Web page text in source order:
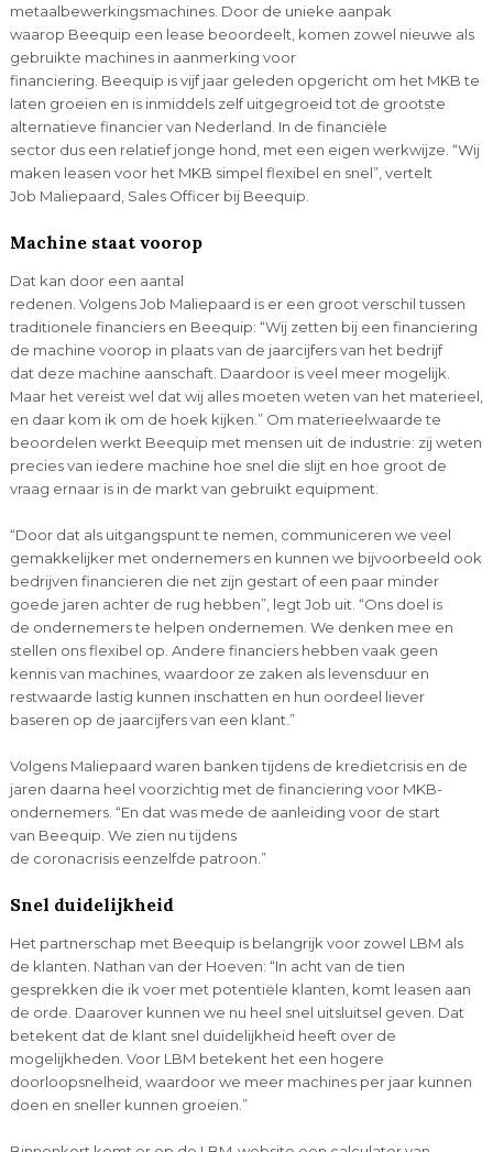
metaalbewerkingsmachines. Door de unieke aanpak
waarop Beequip een lease beoordeelt, komen zowel nieuwe als
gebruikte machines in aanmerking voor
financiering. Beequip is vijf jaar geleden opgericht om het MKB te
laten groeien en is inmiddels zelf uitgegroeid tot de grootste
alternatieve financier van Nederland. In de financiële
sector dus een relatief jonge hond, met een eigen werkwijze. “Wij
maken leasen voor het MKB simpel flexibel en snel”, vertelt
Job Maliepaard, Sales Officer bij Beequip.
Machine staat voorop
Dat kan door een aantal
redenen. Volgens Job Maliepaard is er een groot verschil tussen
traditionele financiers en Beequip: “Wij zetten bij een financiering
de machine voorop in plaats van de jaarcijfers van het bedrijf
dat deze machine aanschaft. Daardoor is veel meer mogelijk.
Maar het vereist wel dat wij alles moeten weten van het materieel,
en daar kom ik om de hoek kijken.” Om materieelwaarde te
beoordelen werkt Beequip met mensen uit de industrie: zij weten
precies van iedere machine hoe snel die slijt en hoe groot de
vraag ernaar is in de markt van gebruikt equipment.
“Door dat als uitgangspunt te nemen, communiceren we veel
gemakkelijker met ondernemers en kunnen we bijvoorbeeld ook
bedrijven financieren die net zijn gestart of een paar minder
goede jaren achter de rug hebben”, legt Job uit. “Ons doel is
de ondernemers te helpen ondernemen. We denken mee en
stellen ons flexibel op. Andere financiers hebben vaak geen
kennis van machines, waardoor ze zaken als levensduur en
restwaarde lastig kunnen inschatten en hun oordeel liever
baseren op de jaarcijfers van een klant.”
Volgens Maliepaard waren banken tijdens de kredietcrisis en de
jaren daarna heel voorzichtig met de financiering voor MKB-
ondernemers. “En dat was mede de aanleiding voor de start
van Beequip. We zien nu tijdens
de coronacrisis eenzelfde patroon.”
Snel duidelijkheid
Het partnerschap met Beequip is belangrijk voor zowel LBM als
de klanten. Nathan van der Hoeven: “In acht van de tien
gesprekken die ik voer met potentiële klanten, komt leasen aan
de orde. Daarover kunnen we nu heel snel uitsluitsel geven. Dat
betekent dat de klant snel duidelijkheid heeft over de
mogelijkheden. Voor LBM betekent het een hogere
doorloopsnelheid, waardoor we meer machines per jaar kunnen
doen en sneller kunnen groeien.”